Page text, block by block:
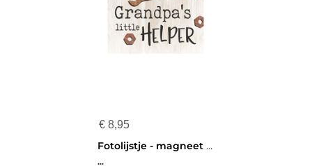
€ 8,95
Fotolijstje - magneet - Grandpa's little helper - 656200972618
...